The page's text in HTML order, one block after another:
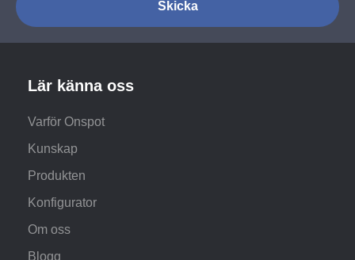
Lär känna oss
Varför Onspot
Kunskap
Produkten
Konfigurator
Om oss
Blogg